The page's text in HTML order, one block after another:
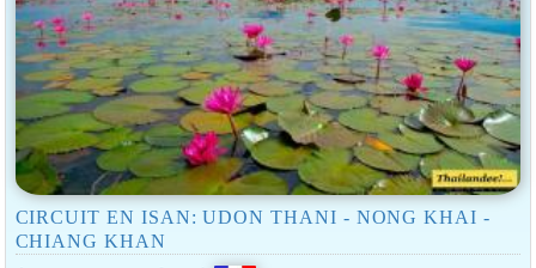
CIRCUIT EN ISAN: UDON THANI - NONG KHAI -
CHIANG KHAN